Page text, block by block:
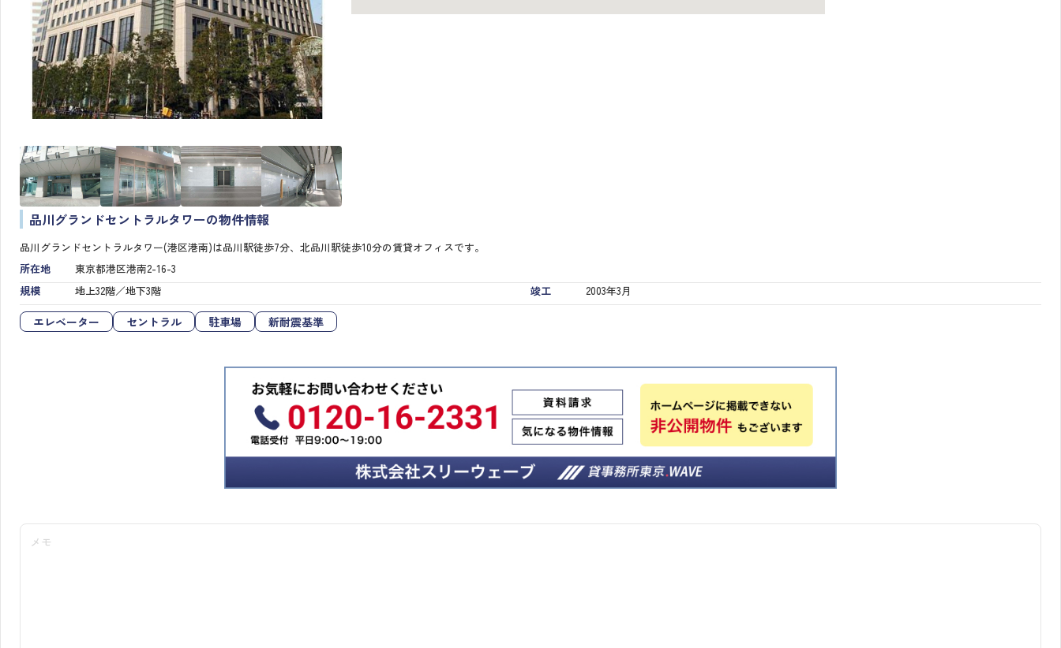
品川グランドセントラルタワーの物件情報
品川グランドセントラルタワー(港区港南)は品川駅徒歩7分、北品川駅徒歩10分の賃貸オフィスです。
所在地
東京都港区港南2-16-3
規模
地上32階／地下3階 竣工 2003年3月
エレベーター セントラル 駐車場 新耐震基準
メモ